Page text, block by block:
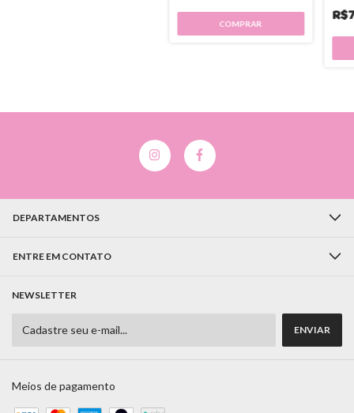
COMPRAR
DEPARTAMENTOS
ENTRE EM CONTATO
NEWSLETTER
Meios de pagamento